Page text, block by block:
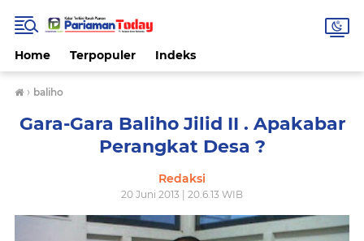
Home Terpopuler Indeks
› baliho
Gara-Gara Baliho Jilid II . Apakabar
Perangkat Desa ?
Redaksi
20 Juni 2013 | 20.6.13 WIB